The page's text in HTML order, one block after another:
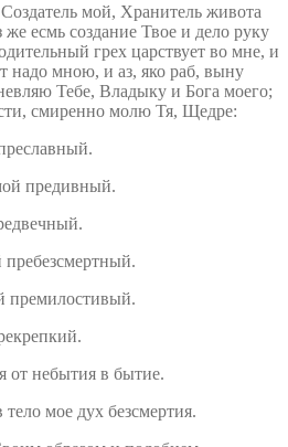
мой, Хранитель живота
есмь создание Твое и дело руку
грех царствует во мне, и
надо мною, и аз, яко раб, выну
Тебе, Владыку и Бога моего;
смиренно молю Тя, Щедре:
предивный.
премилостивый.
от небытия в бытие.
мое дух безсмертия.